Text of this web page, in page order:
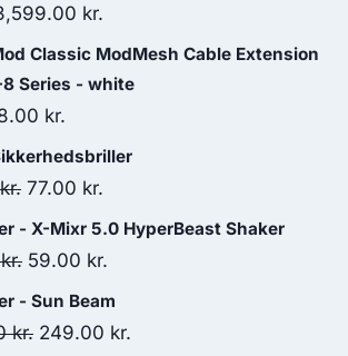
kr..
kr.
price
is:
Classic ModMesh Cable Extension
Series - white
kr.
price
is:
kr. Original
price
was:
77.00 kr.
price
is:
- X-Mixr 5.0 HyperBeast Shaker
kr. Original
price
was:
59.00 kr.
price
is:
- Sun Beam
kr. Original
249.00 kr.